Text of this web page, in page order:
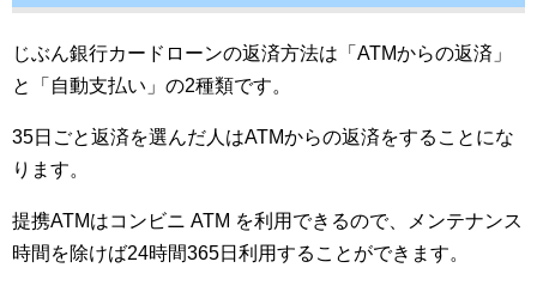
じぶん銀行カードローンの返済方法は「ATMからの返済」
と「自動支払い」の2種類です。
35日ごと返済を選んだ人はATMからの返済をすることにな
ります。
提携ATMはコンビニ ATM を利用できるので、メンテナンス
時間を除けば24時間365日利用することができます。